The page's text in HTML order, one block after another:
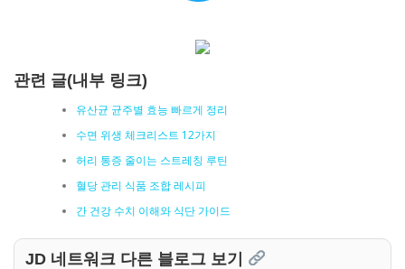
관련 글(내부 링크)
유산균 균주별 효능 빠르게 정리
수면 위생 체크리스트 12가지
허리 통증 줄이는 스트레칭 루틴
혈당 관리 식품 조합 레시피
간 건강 수치 이해와 식단 가이드
JD 네트워크 다른 블로그 보기